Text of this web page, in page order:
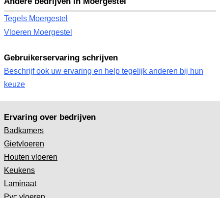
Tegels Moergestel
Vloeren Moergestel
Gebruikerservaring schrijven
Beschrijf ook uw ervaring en help tegelijk anderen bij hun
keuze
Ervaring over bedrijven
Badkamers
Gietvloeren
Houten vloeren
Keukens
Laminaat